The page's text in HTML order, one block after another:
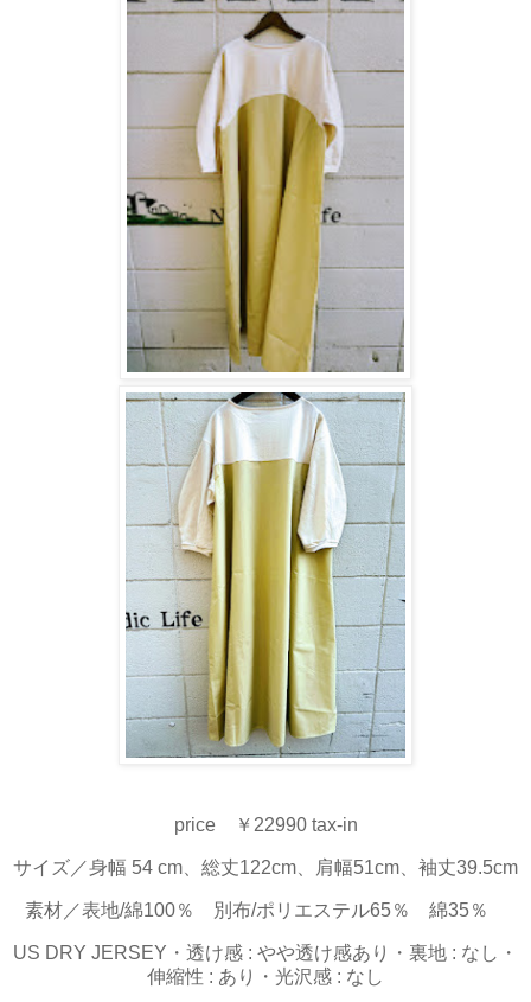
price ￥22990 tax-in
サイズ／身幅 54 cm、総丈122cm、肩幅51cm、袖丈39.5cm
素材／表地/綿100％ 別布/ポリエステル65％ 綿35％
US DRY JERSEY・透け感 : やや透け感あり・裏地 : なし・
伸縮性 : あり・光沢感 : なし